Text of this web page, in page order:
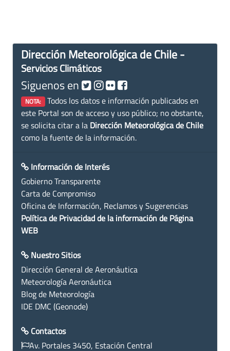
Dirección Meteorológica de Chile -
Servicios Climáticos
Siguenos en
NOTA: Todos los datos e información publicados en
este Portal son de acceso y uso público; no obstante,
se solicita citar a la Dirección Meteorológica de Chile
como la fuente de la información.
Información de Interés
Gobierno Transparente
Carta de Compromiso
Oficina de Información, Reclamos y Sugerencias
Política de Privacidad de la información de Página
WEB
Nuestro Sitios
Dirección General de Aeronáutica
Meteorología Aeronáutica
Blog de Meteorología
IDE DMC (Geonode)
Contactos
Av. Portales 3450, Estación Central